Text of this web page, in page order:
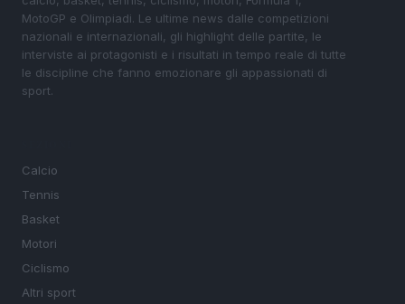
MotoGP e Olimpiadi. Le ultime news dalle competizioni
nazionali e internazionali, gli highlight delle partite, le
interviste ai protagonisti e i risultati in tempo reale di tutte
le discipline che fanno emozionare gli appassionati di
sport.
Calcio
Tennis
Basket
Motori
Ciclismo
Altri sport